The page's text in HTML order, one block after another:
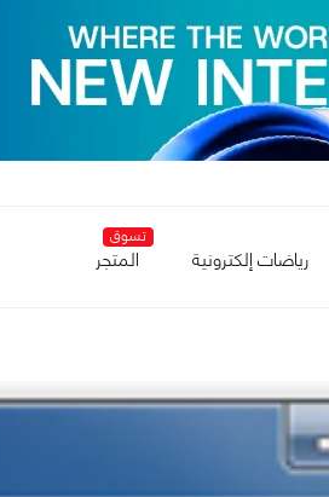
رياضات إلكترونية
تسوق
المتجر